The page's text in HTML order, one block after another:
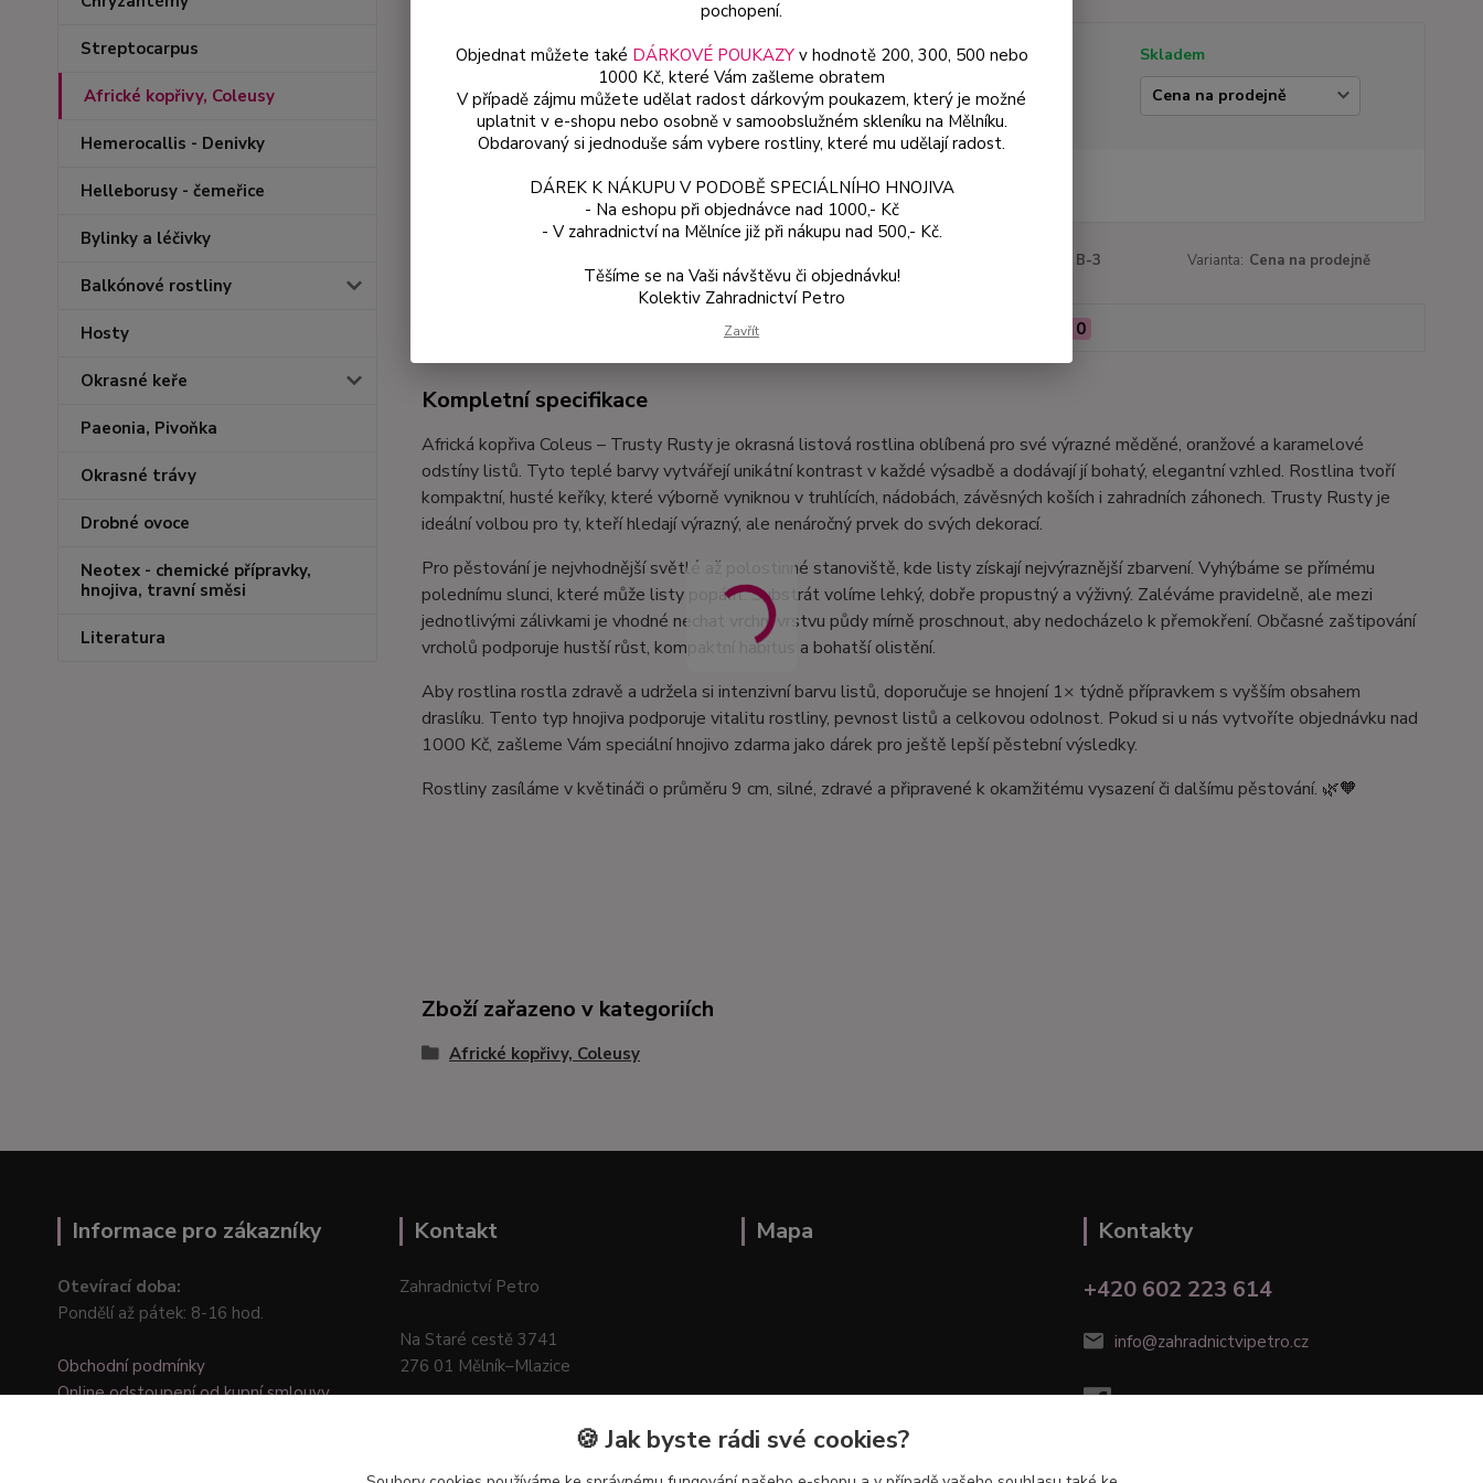
Streptocarpus
Africké kopřivy, Coleusy
Hemerocallis - Denivky
Helleborusy - čemeřice
Bylinky a léčivky
Balkónové rostliny
Hosty
Okrasné keře
Paeonia, Pivoňka
Okrasné trávy
Drobné ovoce
Neotex - chemické přípravky,
hnojiva, travní směsi
Literatura
Dostupnost
Skladem
Varianta
153 B-3 Varianta: Cena na prodejně
0
Kompletní specifikace
Africká kopřiva Coleus – Trusty Rusty je okrasná listová rostlina oblíbená pro své výrazné měděné, oranžové a karamelové
odstíny listů. Tyto teplé barvy vytvářejí unikátní kontrast v každé výsadbě a dodávají jí bohatý, elegantní vzhled. Rostlina tvoří
kompaktní, husté keříky, které výborně vyniknou v truhlících, nádobách, závěsných koších i zahradních záhonech. Trusty Rusty je
ideální volbou pro ty, kteří hledají výrazný, ale nenáročný prvek do svých dekorací.
Pro pěstování je nejvhodnější světlé až polostinné stanoviště, kde listy získají nejvýraznější zbarvení. Vyhýbáme se přímému
polednímu slunci, které může listy popálit. Substrát volíme lehký, dobře propustný a výživný. Zaléváme pravidelně, ale mezi
jednotlivými zálivkami je vhodné nechat vrchní vrstvu půdy mírně proschnout, aby nedocházelo k přemokření. Občasné zaštipování
vrcholů podporuje hustší růst, kompaktní habitus a bohatší olistění.
Aby rostlina rostla zdravě a udržela si intenzivní barvu listů, doporučuje se hnojení 1× týdně přípravkem s vyšším obsahem
draslíku. Tento typ hnojiva podporuje vitalitu rostliny, pevnost listů a celkovou odolnost. Pokud si u nás vytvoříte objednávku nad
1000 Kč, zašleme Vám speciální hnojivo zdarma jako dárek pro ještě lepší pěstební výsledky.
Rostliny zasíláme v květináči o průměru 9 cm, silné, zdravé a připravené k okamžitému vysazení či dalšímu pěstování. 🌿🧡
Zboží zařazeno v kategoriích
Africké kopřivy, Coleusy
Informace pro zákazníky
Otevírací doba:
Pondělí až pátek: 8-16 hod.
Obchodní podmínky
Online odstoupení od kupní smlouvy
Kontakt
Zahradnictví Petro
Na Staré cestě 3741
276 01 Mělník–Mlazice
Mapa
Kontakty
+420 602 223 614
info@zahradnictvipetro.cz
pochopení.
Objednat můžete také DÁRKOVÉ POUKAZYv hodnotě 200, 300, 500 nebo
1000 Kč, které Vám zašleme obratem
V případě zájmu můžete udělat radost dárkovým poukazem, který je možné
uplatnit v e-shopu nebo osobně v samoobslužném skleníku na Mělníku.
Obdarovaný si jednoduše sám vybere rostliny, které mu udělají radost.
DÁREK K NÁKUPU V PODOBĚ SPECIÁLNÍHO HNOJIVA
- Na eshopu při objednávce nad 1000,- Kč
- V zahradnictví na Mělníce již při nákupu nad 500,- Kč.
Těšíme se na Vaši návštěvu či objednávku!
Kolektiv Zahradnictví Petro
Zavřít
🍪 Jak byste rádi své cookies?